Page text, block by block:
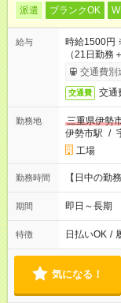
派遣 ブランクOK
給与
時給1500円
（21日勤務
交通費別
交通費 交通
勤務地
三重県伊勢
伊勢市駅 /
工場
勤務時間 【日中の勤
期間 即日～長期
特徴 日払いOK /
気になる！